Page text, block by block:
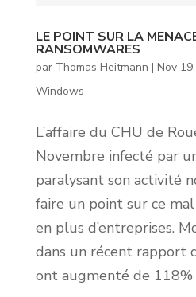
LE POINT SUR LA
RANSOMWARES
par Thomas Heitmann | Nov
Windows
L’affaire du CHU de
Novembre infecté par
paralysant son activité
faire un point sur ce
en plus d’entreprises.
dans un récent rapport
ont augmenté de 118%